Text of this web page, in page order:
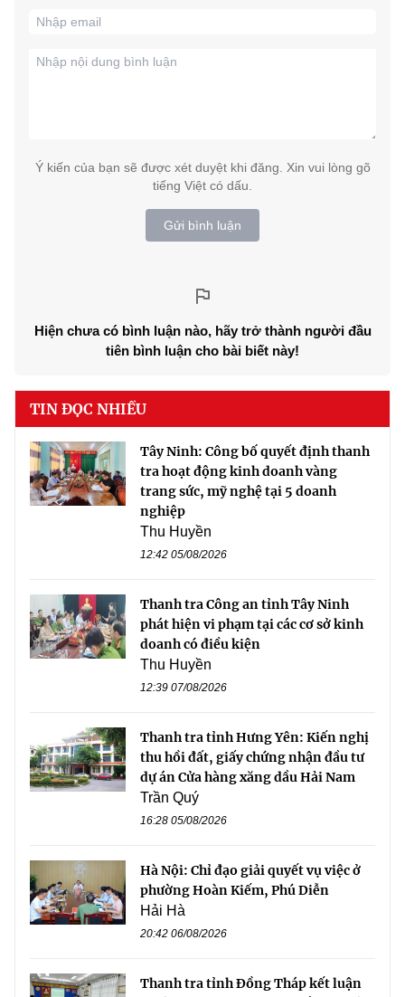
Ý kiến của bạn sẽ được xét duyệt khi đăng. Xin vui lòng gõ
tiếng Việt có dấu.
Gửi bình luận
Hiện chưa có bình luận nào, hãy trở thành người đầu
tiên bình luận cho bài biết này!
TIN ĐỌC NHIỀU
Tây Ninh: Công bố quyết định thanh
tra hoạt động kinh doanh vàng
trang sức, mỹ nghệ tại 5 doanh
nghiệp
Thu Huyền
12:42 05/08/2026
Thanh tra Công an tỉnh Tây Ninh
phát hiện vi phạm tại các cơ sở kinh
doanh có điều kiện
Thu Huyền
12:39 07/08/2026
Thanh tra tỉnh Hưng Yên: Kiến nghị
thu hồi đất, giấy chứng nhận đầu tư
dự án Cửa hàng xăng dầu Hải Nam
Trần Quý
16:28 05/08/2026
Hà Nội: Chỉ đạo giải quyết vụ việc ở
phường Hoàn Kiếm, Phú Diễn
Hải Hà
20:42 06/08/2026
Thanh tra tỉnh Đồng Tháp kết luận